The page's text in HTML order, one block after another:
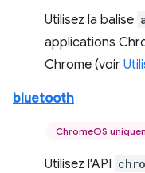
Utilisez la balise
applications
Chrome (voir
bluetooth
ChromeOS
Utilisez l'API